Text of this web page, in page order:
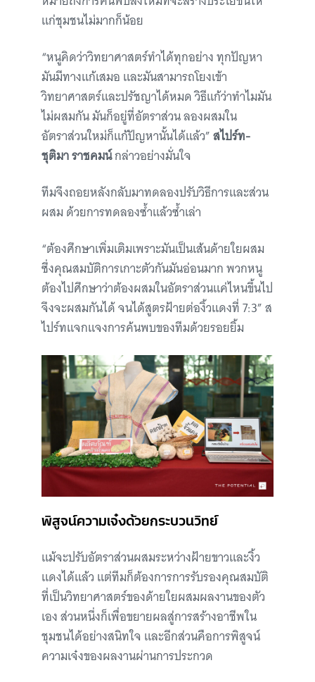
แก่ชุมชนไม่มากก็น้อย
“หนูคิดว่าวิทยาศาสตร์ทำได้ทุกอย่าง ทุกปัญหา
มันมีทางแก้เสมอ และมันสามารถโยงเข้า
วิทยาศาสตร์และปรัชญาได้หมด วิธีแก้ว่าทำไมมัน
ไม่ผสมกัน มันก็อยู่ที่อัตราส่วน ลองผสมใน
อัตราส่วนใหม่ก็แก้ปัญหานั้นได้แล้ว”สไปร์ท-
ชุติมา ราชคมน์กล่าวอย่างมั่นใจ
ทีมจึงถอยหลังกลับมาทดลองปรับวิธีการและส่วน
ผสม ด้วยการทดลองซ้ำแล้วซ้ำเล่า
“ต้องศึกษาเพิ่มเติมเพราะมันเป็นเส้นด้ายใยผสม
ซึ่งคุณสมบัติการเกาะตัวกันมันอ่อนมาก พวกหนู
ต้องไปศึกษาว่าต้องผสมในอัตราส่วนแค่ไหนขึ้นไป
จึงจะผสมกันได้ จนได้สูตรฝ้ายต่องิ้วแดงที่ 7:3” ส
ไปร์ทแจกแจงการค้นพบของทีมด้วยรอยยิ้ม
พิสูจน์ความเจ๋งด้วยกระบวนวิทย์
แม้จะปรับอัตราส่วนผสมระหว่างฝ้ายขาวและงิ้ว
แดงได้แล้ว แต่ทีมก็ต้องการการรับรองคุณสมบัติ
ที่เป็นวิทยาศาสตร์ของด้ายใยผสมผลงานของตัว
เอง ส่วนหนึ่งก็เพื่อขยายผลสู่การสร้างอาชีพใน
ชุมชนได้อย่างสนิทใจ และอีกส่วนคือการพิสูจน์
ความเจ๋งของผลงานผ่านการประกวด